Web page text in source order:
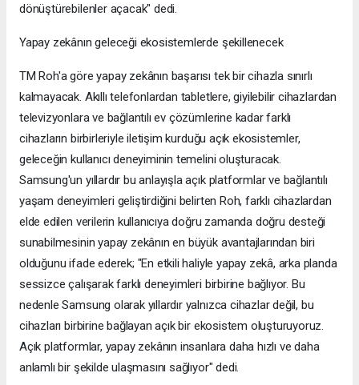
dönüştürebilenler açacak" dedi.
Yapay zekânın geleceği ekosistemlerde şekillenecek
TM Roh'a göre yapay zekânın başarısı tek bir cihazla sınırlı
kalmayacak. Akıllı telefonlardan tabletlere, giyilebilir cihazlardan
televizyonlara ve bağlantılı ev çözümlerine kadar farklı
cihazların birbirleriyle iletişim kurduğu açık ekosistemler,
geleceğin kullanıcı deneyiminin temelini oluşturacak.
Samsung'un yıllardır bu anlayışla açık platformlar ve bağlantılı
yaşam deneyimleri geliştirdiğini belirten Roh, farklı cihazlardan
elde edilen verilerin kullanıcıya doğru zamanda doğru desteği
sunabilmesinin yapay zekânın en büyük avantajlarından biri
olduğunu ifade ederek; "En etkili haliyle yapay zekâ, arka planda
sessizce çalışarak farklı deneyimleri birbirine bağlıyor. Bu
nedenle Samsung olarak yıllardır yalnızca cihazlar değil, bu
cihazları birbirine bağlayan açık bir ekosistem oluşturuyoruz.
Açık platformlar, yapay zekânın insanlara daha hızlı ve daha
anlamlı bir şekilde ulaşmasını sağlıyor" dedi.